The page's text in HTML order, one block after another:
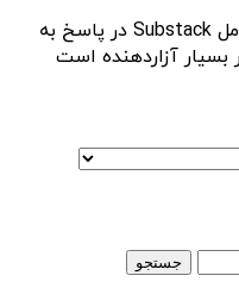
/ مدیرعامل Substack در پاسخ به
آزاردهنده است